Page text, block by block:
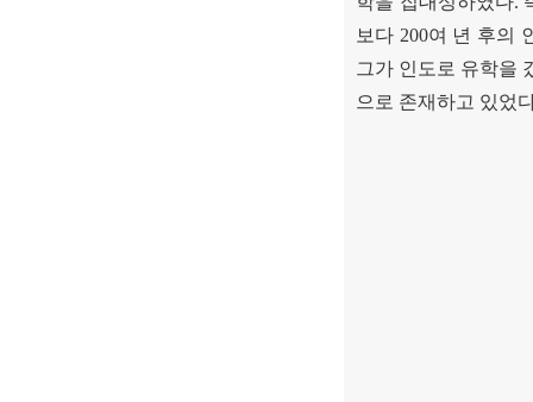
보다 200여 년 후의
그가 인도로 유학을
으로 존재하고 있었